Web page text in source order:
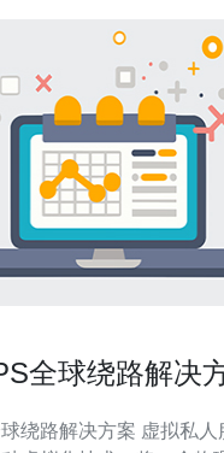
全球绕路解决
决方案 虚拟私人服务器